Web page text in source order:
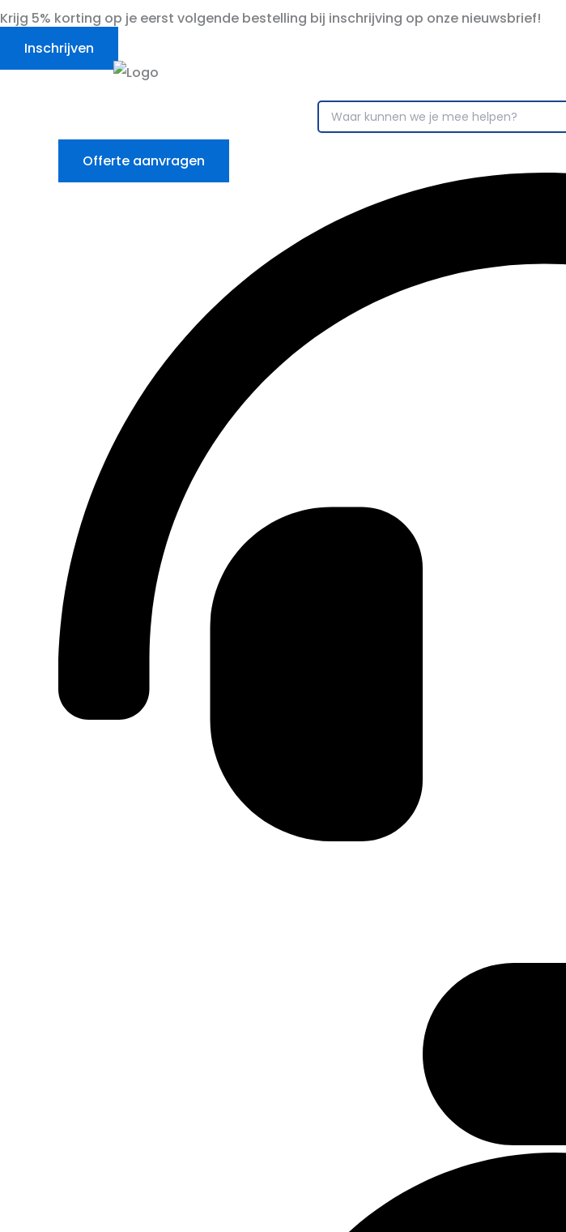
Ga
Krijg 5% korting op je eerst volgende bestelling bij inschrijving op onze nieuwsbrief!
Inschrijven
Offerte aanvragen